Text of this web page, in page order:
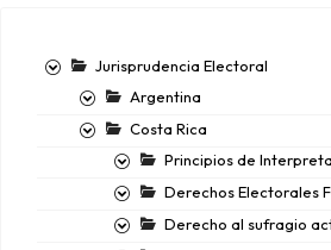
Jurisprudencia Electoral
Argentina
Costa Rica
Principios de
Derechos Electorales
Derecho al sufragio